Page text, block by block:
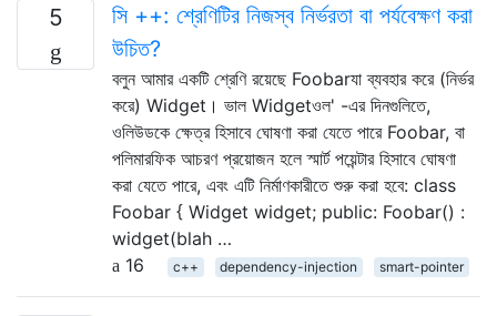
5
সি ++: শ্রেণিটির নিজস্ব নির্ভরতা বা পর্যবেক্ষণ করা
উচিত?
বলুন আমার একটি শ্রেণি রয়েছে Foobarযা ব্যবহার করে (নির্ভর
করে) Widget। ভাল Widgetওল' -এর দিনগুলিতে,
ওলিউডকে ক্ষেত্র হিসাবে ঘোষণা করা যেতে পারে Foobar, বা
পলিমারফিক আচরণ প্রয়োজন হলে স্মার্ট পয়েন্টার হিসাবে ঘোষণা
করা যেতে পারে, এবং এটি নির্মাণকারীতে শুরু করা হবে: class
Foobar { Widget widget; public: Foobar() :
widget(blah …
16
c++ dependency-injection smart-pointer